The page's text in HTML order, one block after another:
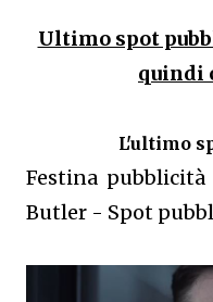
Ultimo spot
quindi
L'ultimo
Festina
Butler - Spot